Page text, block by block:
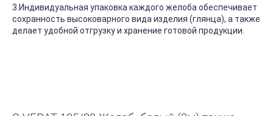
3.Индивидуальная упаковка каждого желоба обеспечивает
сохранность высоковарного вида изделия (глянца), а также
делает удобной отгрузку и хранение готовой продукции.